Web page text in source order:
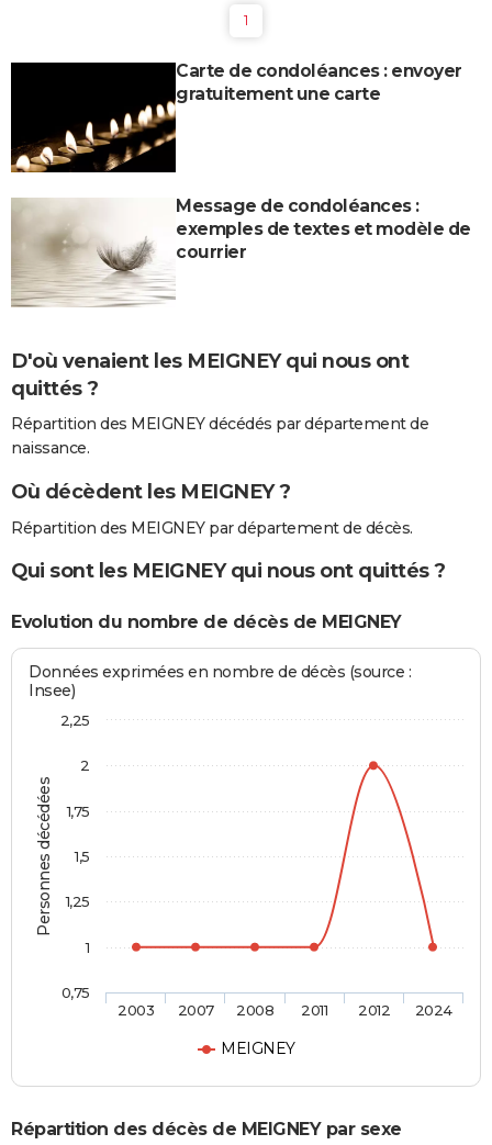
1
Carte de condoléances : envoyer
gratuitement une carte
Message de condoléances :
exemples de textes et modèle de
courrier
D'où venaient les MEIGNEY qui nous ont
quittés ?
Répartition des MEIGNEY décédés par département de
naissance.
Où décèdent les MEIGNEY ?
Répartition des MEIGNEY par département de décès.
Qui sont les MEIGNEY qui nous ont quittés ?
Evolution du nombre de décès de MEIGNEY
Personnes décédées
Données exprimées en nombre de décès (source :
Insee)
MEIGNEY
2003 2007 2008 2011 2012 2024
0,75
1
1,25
1,5
1,75
2
2,25
Répartition des décès de MEIGNEY par sexe